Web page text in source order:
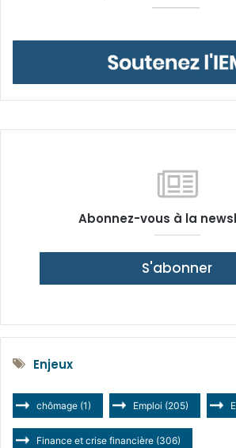
Abonnez-vous à la
S'abonner
Enjeux
chômage (1) Emploi (205)
Finance et crise financière (306)